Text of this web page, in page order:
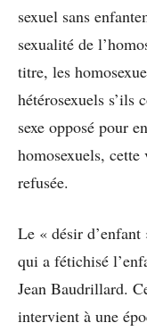
sexuel sans
sexualité de
titre, les
hétérosexuels s’ils
sexe opposé pour
homosexuels,
refusée.
Le « désir d’enfant
qui a fétichisé
Jean Baudrillard.
intervient à une